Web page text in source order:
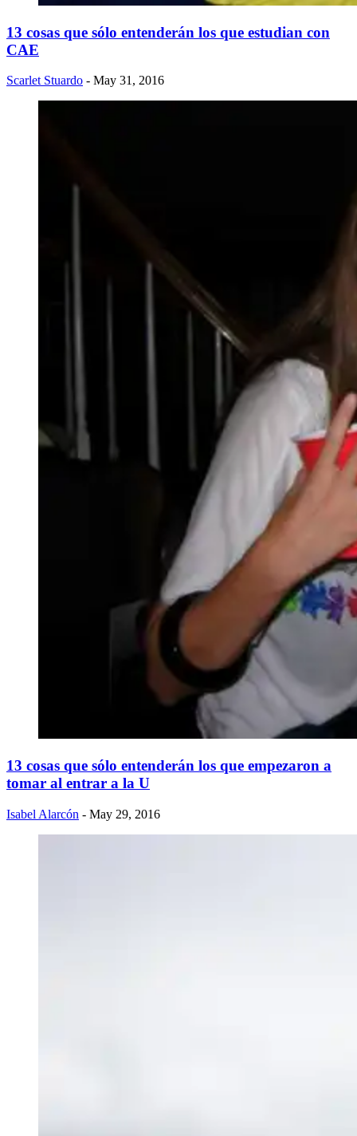
13 cosas que sólo entenderán los que estudian con
CAE
Scarlet Stuardo - May 31, 2016
13 cosas que sólo entenderán los que empezaron a
tomar al entrar a la U
Isabel Alarcón - May 29, 2016